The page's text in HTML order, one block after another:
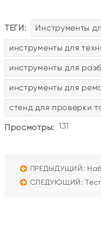
ТЕГИ: Инструменты
инструменты для
инструменты для
инструменты для
стенд для проверки
Просмотры: 131
ПРЕДЫДУЩИЙ: Набор
СЛЕДУЮЩИЙ: Тестер EUS-1800 EUI